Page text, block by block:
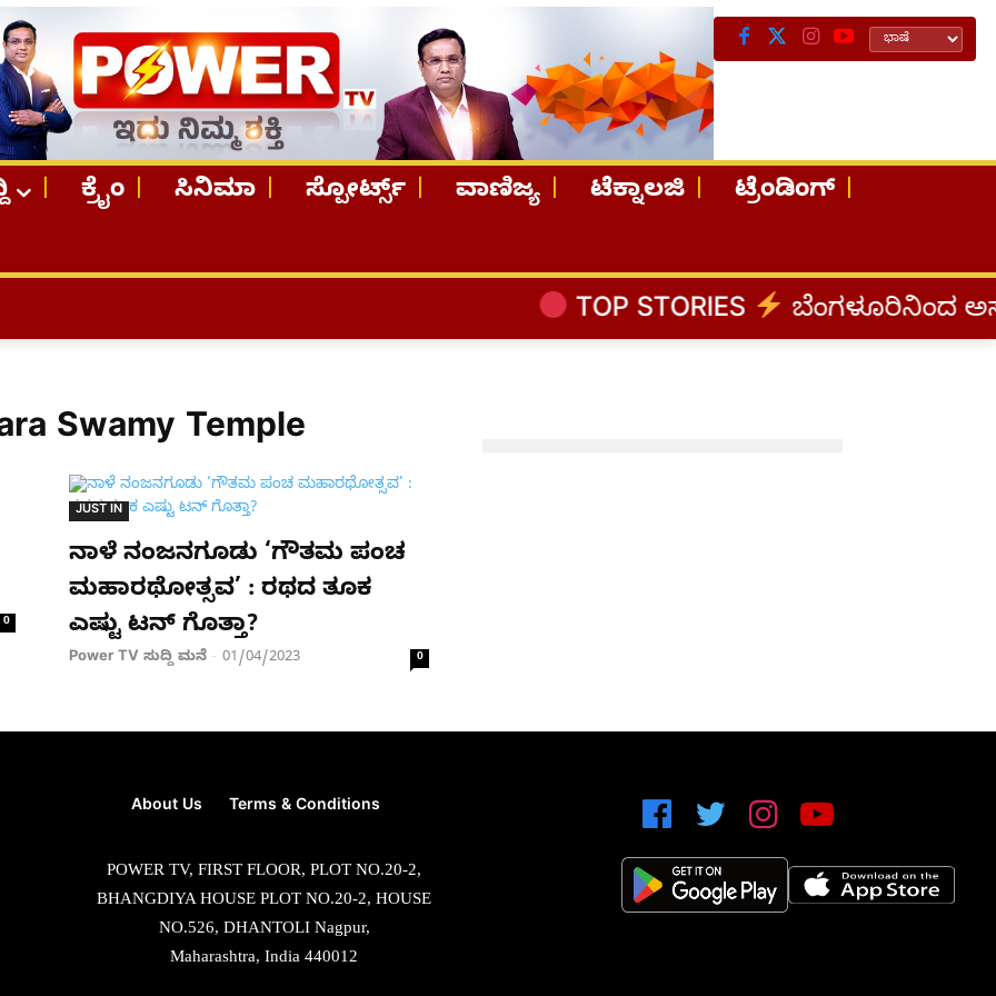
ಕ್ರೈಂ ಸಿನಿಮಾ ಸ್ಪೋರ್ಟ್ಸ್ ವಾಣಿಜ್ಯ ಟೆಕ್ನಾಲಜಿ
ಟ್ರೆಂಡಿಂಗ್
TOP STORIES ಬೆಂಗಳೂರಿನಿಂದ ಅಸ್ಸಾಂ
Swamy Temple
0
JUST IN
ನಾಳೆ ನಂಜನಗೂಡು ‘ಗೌತಮ ಪಂಚ
ಮಹಾರಥೋತ್ಸವ’ : ರಥದ ತೂಕ
ಎಷ್ಟು ಟನ್ ಗೊತ್ತಾ?
Power TV ಸುದ್ದಿ ಮನೆ - 01/04/2023 0
About Us Terms & Conditions
POWER TV, FIRST FLOOR, PLOT NO.20-2,
BHANGDIYA HOUSE PLOT NO.20-2, HOUSE
NO.526, DHANTOLI Nagpur,
Maharashtra, India 440012